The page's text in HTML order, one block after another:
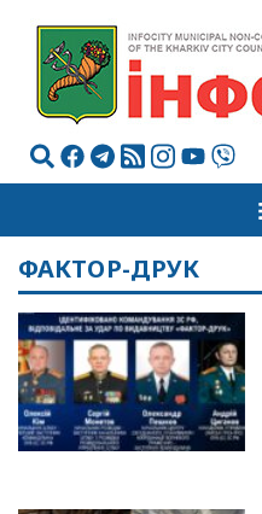
ФАКТОР-ДРУК